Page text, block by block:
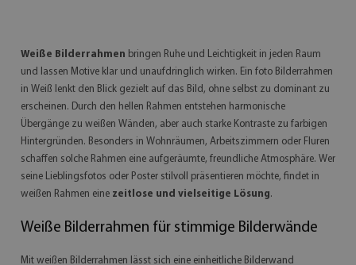
Weiße Bilderrahmen bringen Ruhe und Leichtigkeit in jeden Raum
und lassen Motive klar und unaufdringlich wirken. Ein foto Bilderrahmen
in Weiß lenkt den Blick gezielt auf das Bild, ohne selbst zu dominant zu
erscheinen. Durch den hellen Rahmen entstehen harmonische
Übergänge zu weißen Wänden, aber auch starke Kontraste zu farbigen
Hintergründen. Besonders in Wohnräumen, Arbeitszimmern oder Fluren
schaffen solche Rahmen eine aufgeräumte, freundliche Atmosphäre. Wer
seine Lieblingsfotos oder Poster stilvoll präsentieren möchte, findet in
weißen Rahmen eine zeitlose und vielseitige Lösung.
Weiße Bilderrahmen für stimmige Bilderwände
Mit weißen Bilderrahmen lässt sich eine einheitliche Bilderwand